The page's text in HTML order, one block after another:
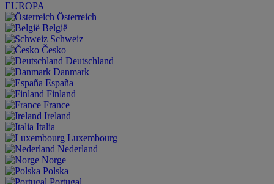
EUROPA
Österreich
België
Schweiz
Česko
Deutschland
Danmark
España
Finland
France
Ireland
Italia
Luxembourg
Nederland
Norge
Polska
Portugal